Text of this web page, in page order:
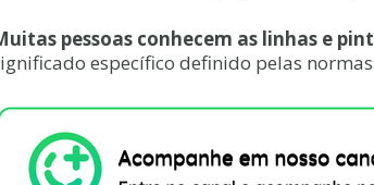
pessoas conhecem as linhas e
específico definido pelas